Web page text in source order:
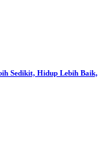
Sedikit, Hidup Lebih Baik,